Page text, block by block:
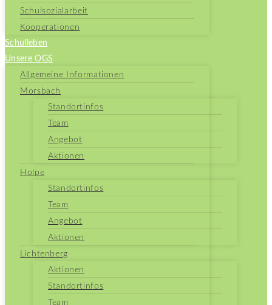
Schulsozialarbeit
Kooperationen
Schulleben
Unsere OGS
Allgemeine Informationen
Morsbach
Standortinfos
Team
Angebot
Aktionen
Holpe
Standortinfos
Team
Angebot
Aktionen
Lichtenberg
Aktionen
Standortinfos
Team